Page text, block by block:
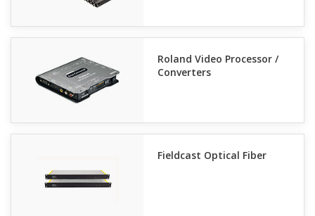
Roland Video Processor /
Converters
Fieldcast Optical Fiber